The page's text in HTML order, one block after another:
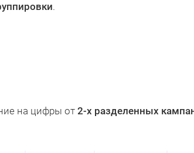
.
на цифры от 2-х разделенных